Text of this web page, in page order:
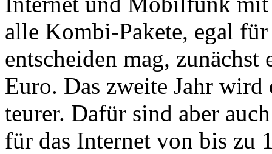
alle Kombi-Pakete, egal
entscheiden mag,
Euro. Das zweite Jahr
teurer. Dafür sind aber
für das Internet von bis zu